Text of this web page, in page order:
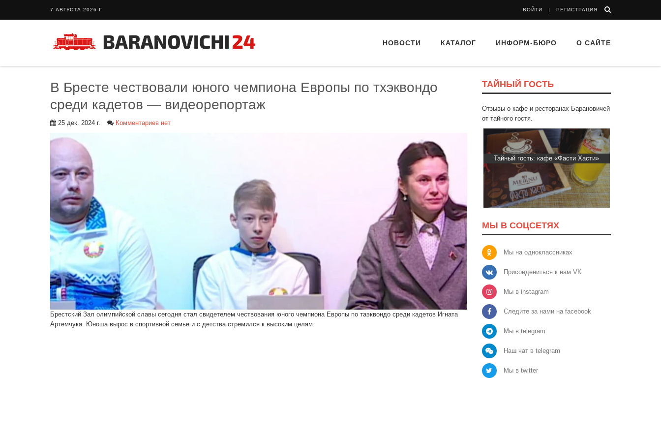
7 АВГУСТА 2026 Г. ВОЙТИ РЕГИСТРАЦИЯ
НОВОСТИ КАТАЛОГ ИНФОРМ-БЮРО О САЙТЕ
В Бресте чествовали юного чемпиона Европы по тхэквондо
среди кадетов — видеорепортаж
25 дек. 2024 г. Комментариев нет
Брестский Зал олимпийской славы сегодня стал свидетелем чествования юного чемпиона Европы по таэквондо среди кадетов Игната
Артемчука. Юноша вырос в спортивной семье и с детства стремился к высоким целям.
ТАЙНЫЙ ГОСТЬ
Отзывы о кафе и ресторанах Барановичей
от тайного гостя.
Тайный гость: кафе «Автограф» Тайный гость: кафе «Фасти Хасти»
МЫ В СОЦСЕТЯХ
Мы на одноклассниках
Присоедениться к нам VK
Мы в instagram
Следите за нами на facebook
Мы в telegram
Наш чат в telegram
Мы в twitter